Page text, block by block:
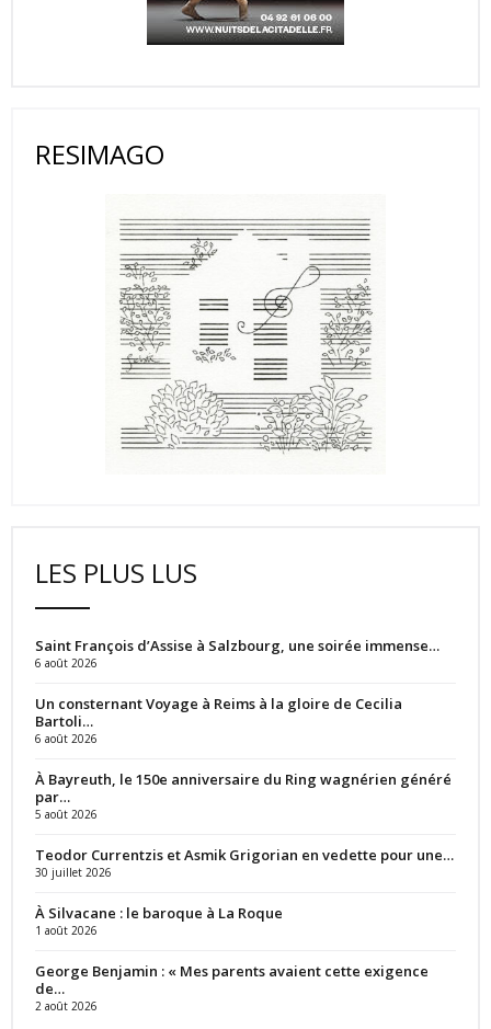
RESIMAGO
LES PLUS LUS
Saint François d’Assise à Salzbourg, une soirée immense…
6 août 2026
Un consternant Voyage à Reims à la gloire de Cecilia
Bartoli…
6 août 2026
À Bayreuth, le 150e anniversaire du Ring wagnérien généré
par…
5 août 2026
Teodor Currentzis et Asmik Grigorian en vedette pour une…
30 juillet 2026
À Silvacane : le baroque à La Roque
1 août 2026
George Benjamin : « Mes parents avaient cette exigence
de…
2 août 2026